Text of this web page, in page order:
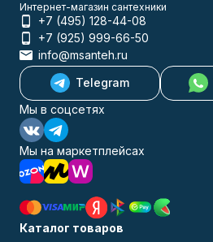
Интернет-магазин сантехники
+7 (495) 128-44-08
+7 (925) 999-66-50
info@msanteh.ru
Telegram
Мы в соцсетях
Мы на маркетплейсах
Каталог товаров